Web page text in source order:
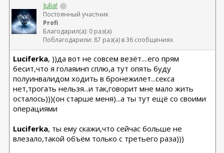
Julia!
Постоянный участник
Profi
Благодарил(а): 0 раз(а)
Поблагодарили: 87 раз(а) в 36 сообщениях
Luciferka, ))да вот не совсем везёт....его прям
бесит,что я голаяинп сплю,а тут опять буду
полуинвалидом ходить в бронежилет...секса
нет,трогать нельзя...и так,говорит мне мало жить
осталось)))(он старше меня)...а ты тут ещё со своими
операциями
Luciferka, ты ему скажи,что сейчас больше не
влезало,такой объём только с третьего раза)))